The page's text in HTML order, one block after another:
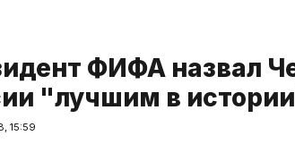
ФИФА назвал
"лучшим в
15:59